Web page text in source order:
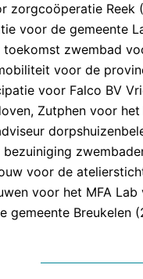
zorgcoöperatie Reek
voor de gemeente
zwembad
voor de
voor Falco BV
Zutphen voor
voor de
voor het MFA Lab
gemeente Breukelen